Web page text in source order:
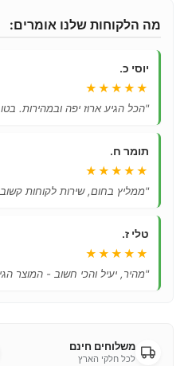
מה הלקוחות שלנו אומרים:
יוסי כ.
★★★★★
"הכל הגיע ארוז יפה ובמהירות.
תומר ח.
★★★★★
"ממליץ בחום, שירות לקוחות
טלי ז.
★★★★★
"מהיר, יעיל והכי חשוב - המוצר
משלוחים חינם
לכל חלקי הארץ